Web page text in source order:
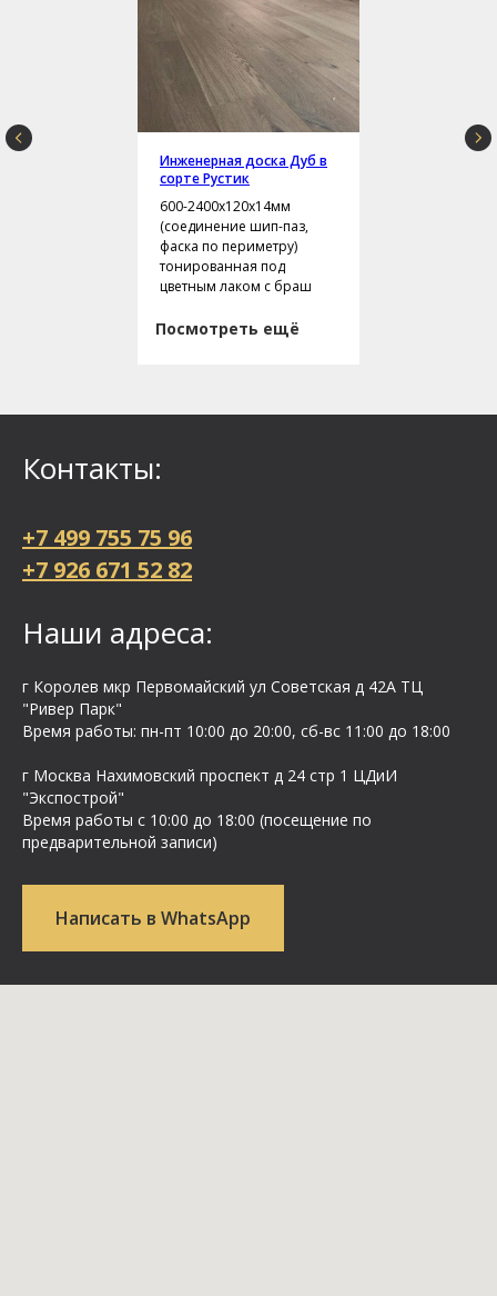
Инженерная доска Дуб в
сорте Рустик
600-2400х120х14мм
(соединение шип-паз,
фаска по периметру)
тонированная под
цветным лаком с браш
Посмотреть ещё
Контакты:
+7 499 755 75 96
+7 926 671 52 82
Наши адреса:
г Королев мкр Первомайский ул Cоветская д 42А ТЦ
"Ривер Парк"
Время работы: пн-пт 10:00 до 20:00, сб-вс 11:00 до 18:00
г Москва Нахимовский проспект д 24 стр 1 ЦДиИ
"Экспострой"
Время работы с 10:00 до 18:00 (посещение по
предварительной записи)
Написать в WhatsApp